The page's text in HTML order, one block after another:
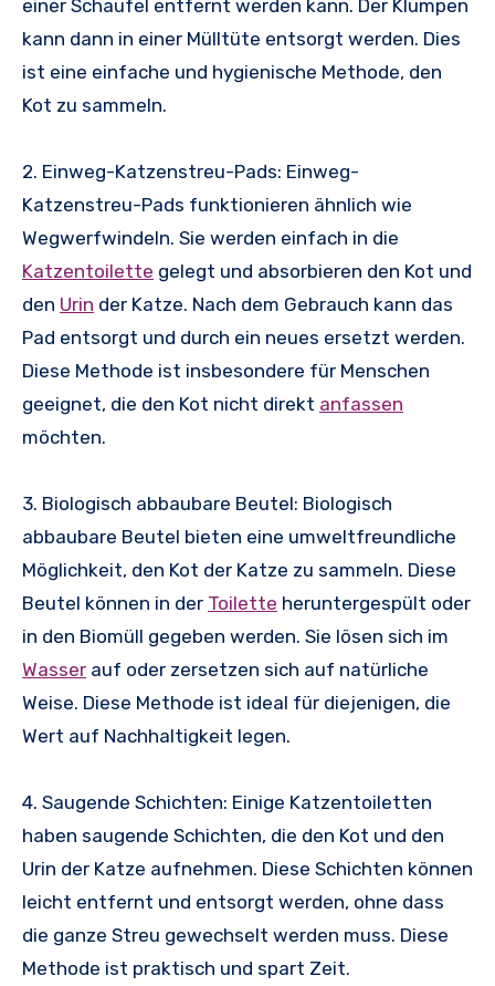
einer Schaufel entfernt werden kann. Der Klumpen
kann dann in einer Mülltüte entsorgt werden. Dies
ist eine einfache und hygienische Methode, den
Kot zu sammeln.
2. Einweg-Katzenstreu-Pads: Einweg-
Katzenstreu-Pads funktionieren ähnlich wie
Wegwerfwindeln. Sie werden einfach in die
Katzentoilette gelegt und absorbieren den Kot und
den Urin der Katze. Nach dem Gebrauch kann das
Pad entsorgt und durch ein neues ersetzt werden.
Diese Methode ist insbesondere für Menschen
geeignet, die den Kot nicht direkt anfassen
möchten.
3. Biologisch abbaubare Beutel: Biologisch
abbaubare Beutel bieten eine umweltfreundliche
Möglichkeit, den Kot der Katze zu sammeln. Diese
Beutel können in der Toilette heruntergespült oder
in den Biomüll gegeben werden. Sie lösen sich im
Wasser auf oder zersetzen sich auf natürliche
Weise. Diese Methode ist ideal für diejenigen, die
Wert auf Nachhaltigkeit legen.
4. Saugende Schichten: Einige Katzentoiletten
haben saugende Schichten, die den Kot und den
Urin der Katze aufnehmen. Diese Schichten können
leicht entfernt und entsorgt werden, ohne dass
die ganze Streu gewechselt werden muss. Diese
Methode ist praktisch und spart Zeit.